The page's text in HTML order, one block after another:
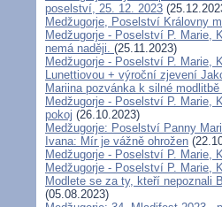
poselství, 25. 12. 2023
Medžugorje, Poselství Královny
Medžugorje - Poselství P. Marie,
nemá naději. (25.11.2023)
Medžugorje - Poselství P. Marie,
Lunettiovou + výroční zjevení
Mariina pozvánka k silné
Medžugorje - Poselství P. Marie,
pokoj (26.10.2023)
Medžugorje: Poselství Panny
Ivana: Mír je vážně ohrožen
Medžugorje - Poselství P. Marie,
Medžugorje - Poselství P. Marie,
Modlete se za ty, kteří nepoznali
(05.08.2023)